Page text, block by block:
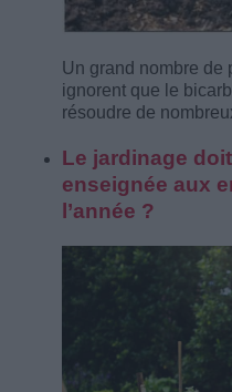
Un grand nombre de
ignorent que le
résoudre de
Le jardinage
enseignée aux
l’année ?